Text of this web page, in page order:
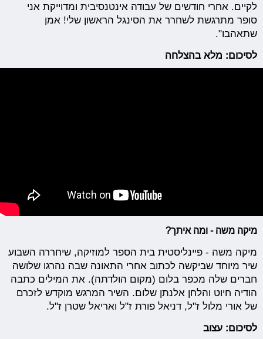
לקיים. אחרי חודשים של עבודה אינטנסיבית ומדוייקת אני
סופר מתרגשת לשחרר את הסינגל הראשון שלי! אמן
שתאהבו".
לסיכום: מלא בהצלחה
מיקה משה - ומה איתך?
מיקה משה - פיינליסטית בית הספר למוזיקה, שיחררה השבוע
שיר מיוחד שביקשה לכתוב אחרי התאונה שבה נהרגו שלושה
חברים שלה מכפר בלום (מקום הולדתה). את המילים כתבה
הודיה חיוט והלחן אלנתן שלום. השיר המרגש מוקדש לזכרם
של אורי מלול ז"ל, דניאל פורת ז"ל ואריאל שטרן ז"ל.
לסיכום: עצוב